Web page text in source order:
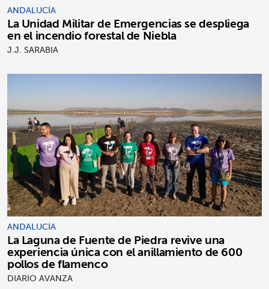
ANDALUCÍA
La Unidad Militar de Emergencias se despliega
en el incendio forestal de Niebla
J.J. SARABIA
ANDALUCÍA
La Laguna de Fuente de Piedra revive una
experiencia única con el anillamiento de 600
pollos de flamenco
DIARIO AVANZA